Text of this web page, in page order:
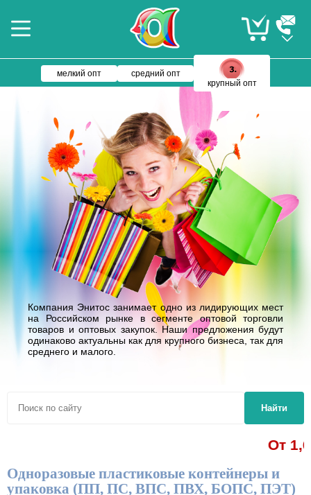
мелкий опт
средний опт
крупный опт
Компания Энитос занимает одно из лидирующих мест
на Российском рынке в сегменте оптовой торговли
товаров и оптовых закупок. Наши предложения будут
одинаково актуальны как для крупного бизнеса, так для
среднего и малого.
Найти
От 1,62 р. -
Одноразовые пластиковые контейнеры и
упаковка (ПП, ПС, ВПС, ПВХ, БОПС, ПЭТ)